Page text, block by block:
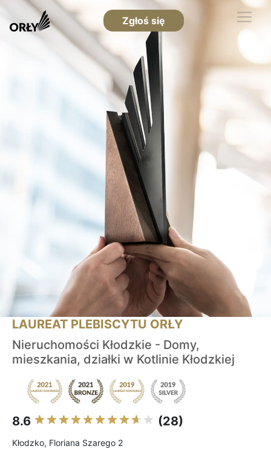
Zgłoś się
LAUREAT PLEBISCYTU ORŁY
Nieruchomości Kłodzkie - Domy,
mieszkania, działki w Kotlinie Kłodzkiej
8.6 (28)
Kłodzko, Floriana Szarego 2